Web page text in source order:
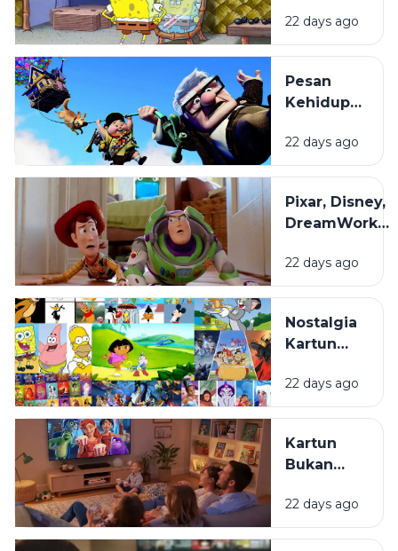
Dibuat
hingga
Mudah
Diingat?
22 days ago
Pesan
Kehidupan
Film
Animasi
Sering
Terlewat
22 days ago
Pixar, Disney,
DreamWorks,
Ghibli: Apa
yang
Gaya Animasi
Mereka
22 days ago
Nostalgia
Kartun
Kecil:
Kenapa
Terasa
Hangat
Ditonton
Kembali?
22 days ago
Kartun
Bukan
untuk
Anak:
22 days ago